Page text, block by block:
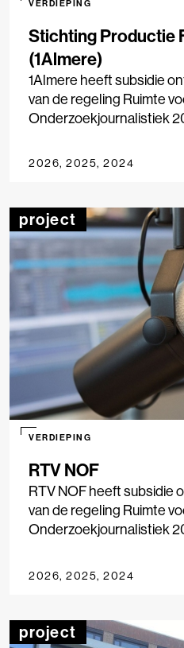
Stichting Productie
(1Almere)
VERDIEPING
1Almere heeft subsidie
van de regeling Ruimte
Onderzoekjournalistiek
2026, 2025, 2024
project
RTV NOF
VERDIEPING
RTV NOF heeft subsidie
van de regeling Ruimte
Onderzoekjournalistiek
2026, 2025, 2024
project